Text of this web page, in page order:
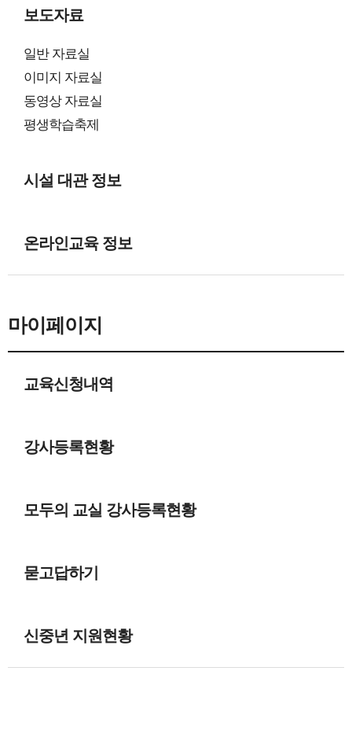
보도자료
일반 자료실
이미지 자료실
동영상 자료실
평생학습축제
시설 대관 정보
온라인교육 정보
마이페이지
교육신청내역
강사등록현황
모두의 교실 강사등록현황
묻고답하기
신중년 지원현황